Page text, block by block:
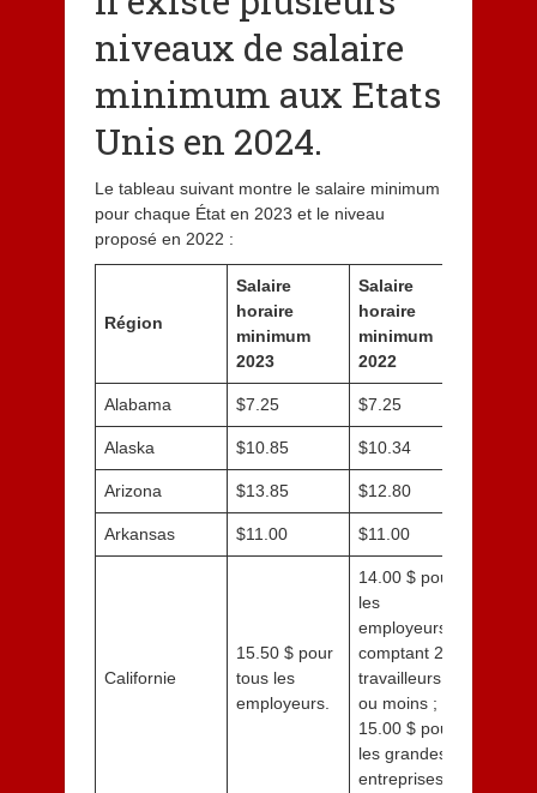
niveaux de salaire
minimum aux Etats
Unis en 2024.
Le tableau suivant montre le salaire minimum
pour chaque État en 2023 et le niveau
proposé en 2022 :
Région
Salaire
horaire
minimum
2023
Salaire
horaire
minimum
2022
Alabama $7.25 $7.25
Alaska $10.85 $10.34
Arizona $13.85 $12.80
Arkansas $11.00 $11.00
Californie
15.50 $ pour
tous les
employeurs.
14.00 $ pour
les
employeurs
comptant 25
travailleurs
ou moins ;
15.00 $ pour
les grandes
entreprises.